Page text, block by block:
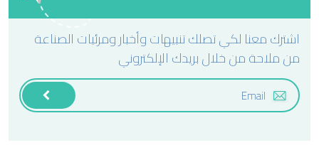
اشترك معنا لكي تصلك تنبيهات وأخبار ومرئيات الصناعة
من ملاحة من خلال بريدك الإلكتروني